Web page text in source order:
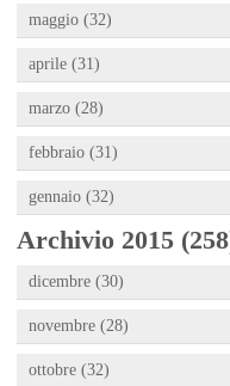
maggio (32)
aprile (31)
marzo (28)
febbraio (31)
gennaio (32)
Archivio 2015
dicembre (30)
novembre (28)
ottobre (32)